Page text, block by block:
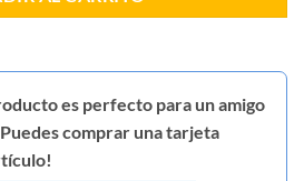
es perfecto para un amigo
comprar una tarjeta